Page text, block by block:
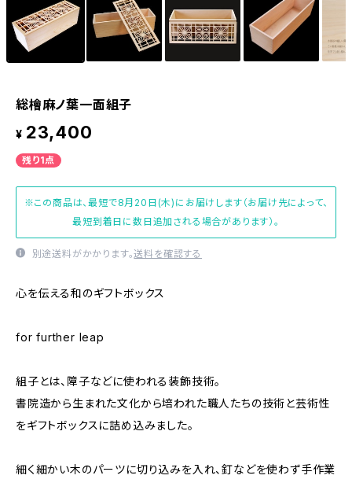
総檜麻ノ葉一面組子
¥ 23,400
残り1点
※この商品は、最短で8月20日(木)にお届けします（お届け先によって、
最短到着日に数日追加される場合があります）。
別途送料がかかります。送料を確認する
心を伝える和のギフトボックス
for further leap
組子とは、障子などに使われる装飾技術。
書院造から生まれた文化から培われた職人たちの技術と芸術性
をギフトボックスに詰め込みました。
細く細かい木のパーツに切り込みを入れ、釘などを使わず手作業